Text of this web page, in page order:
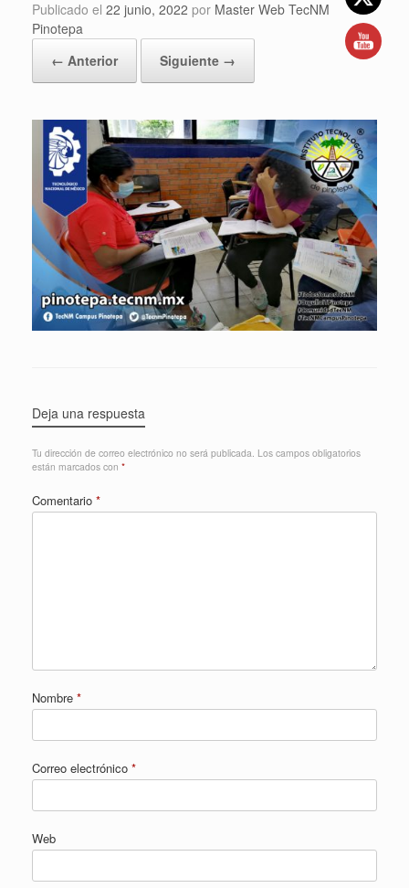
Publicado el 22 junio, 2022 por Master Web TecNM
Pinotepa
← Anterior
Siguiente →
Deja una respuesta
Tu dirección de correo electrónico no será publicada. Los campos obligatorios
están marcados con *
Comentario *
Nombre *
Correo electrónico *
Web